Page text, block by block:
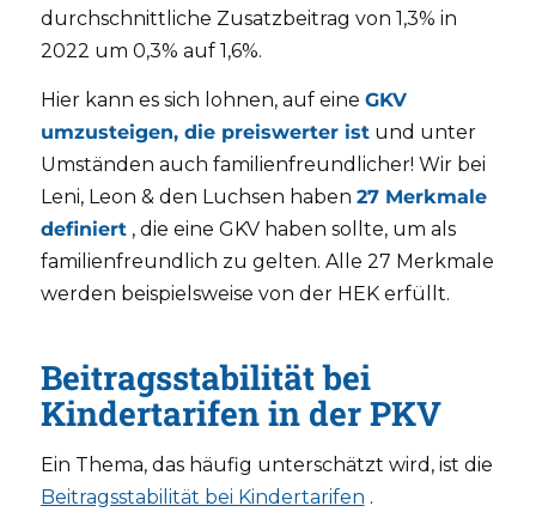
durchschnittliche Zusatzbeitrag von 1,3% in
2022 um 0,3% auf 1,6%.
Hier kann es sich lohnen, auf eine GKV
umzusteigen, die preiswerter istund unter
Umständen auch familienfreundlicher! Wir bei
Leni, Leon & den Luchsen haben 27 Merkmale
definiert, die eine GKV haben sollte, um als
familienfreundlich zu gelten. Alle 27 Merkmale
werden beispielsweise von der HEK erfüllt.
Beitragsstabilität bei
Kindertarifen in der PKV
Ein Thema, das häufig unterschätzt wird, ist die
Beitragsstabilität bei Kindertarifen .